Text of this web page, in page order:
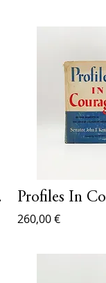
Profiles In
260,00 €